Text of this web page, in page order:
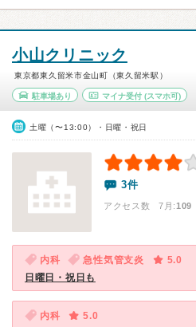
小山クリニック
東京都東久留米市金山町（東久留米駅）
駐車場あり マイナ受付(スマホ可)
土曜（〜13:00）・日曜・祝日
3件
アクセス数 7月:109
内科 急性気管支炎
5.0
日曜日・祝日も
内科
5.0